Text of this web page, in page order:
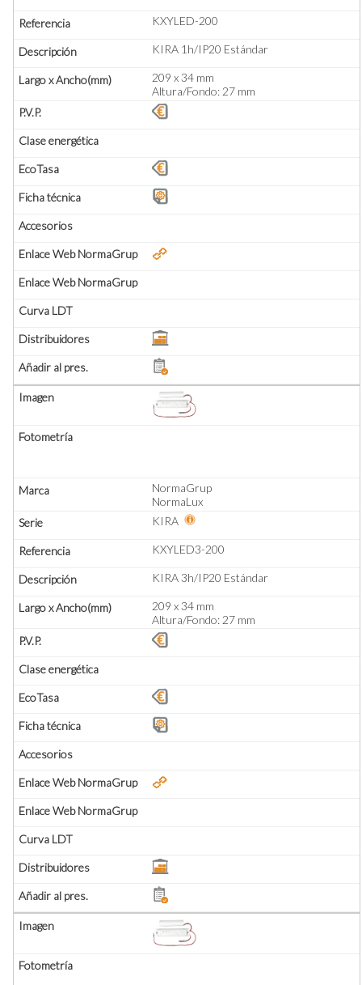
KXYLED-200
KIRA 1h/IP20 Estándar
209 x 34 mm
Altura/Fondo: 27 mm
NormaGrup
NormaLux
KIRA
KXYLED3-200
KIRA 3h/IP20 Estándar
209 x 34 mm
Altura/Fondo: 27 mm